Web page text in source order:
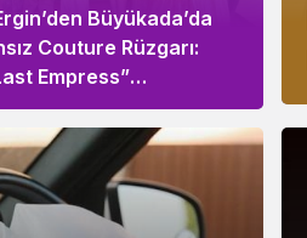
Büyükada’da
Couture Rüzgarı:
Empress”
Tanıtıldı